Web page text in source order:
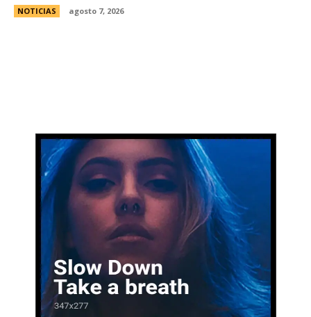
NOTICIAS agosto 7, 2026